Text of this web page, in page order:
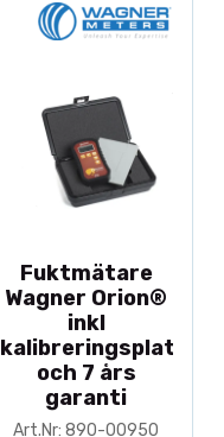
Fuktmätare
Wagner Orion®
inkl
kalibreringsplatta
och 7 års
garanti
Art.Nr: 890-00950